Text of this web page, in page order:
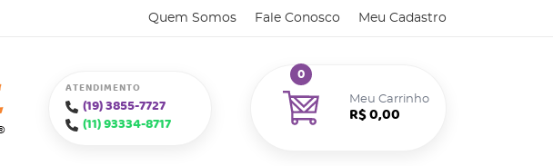
Quem Somos Fale Conosco Meu Cadastro
ATENDIMENTO
(19)3855-7727
(11)93334-8717
Meu Carrinho
0
R$ 0,00